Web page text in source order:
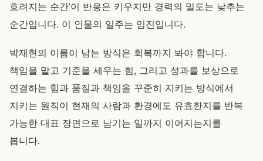
흐려지는 순간’이 반응은 키우지만 경력의 밀도는 낮추는
순간입니다. 이 인물의 일주는 임진입니다.
박재현의 이름이 남는 방식은 회복까지 봐야 합니다.
책임을 맡고 기준을 세우는 힘, 그리고 성과를 보상으로
연결하는 힘과 품질과 책임을 꾸준히 지키는 방식에서
지키는 원칙이 현재의 사람과 환경에도 유효한지를 반복
가능한 대표 장면으로 남기는 일까지 이어지는지를
봅니다.